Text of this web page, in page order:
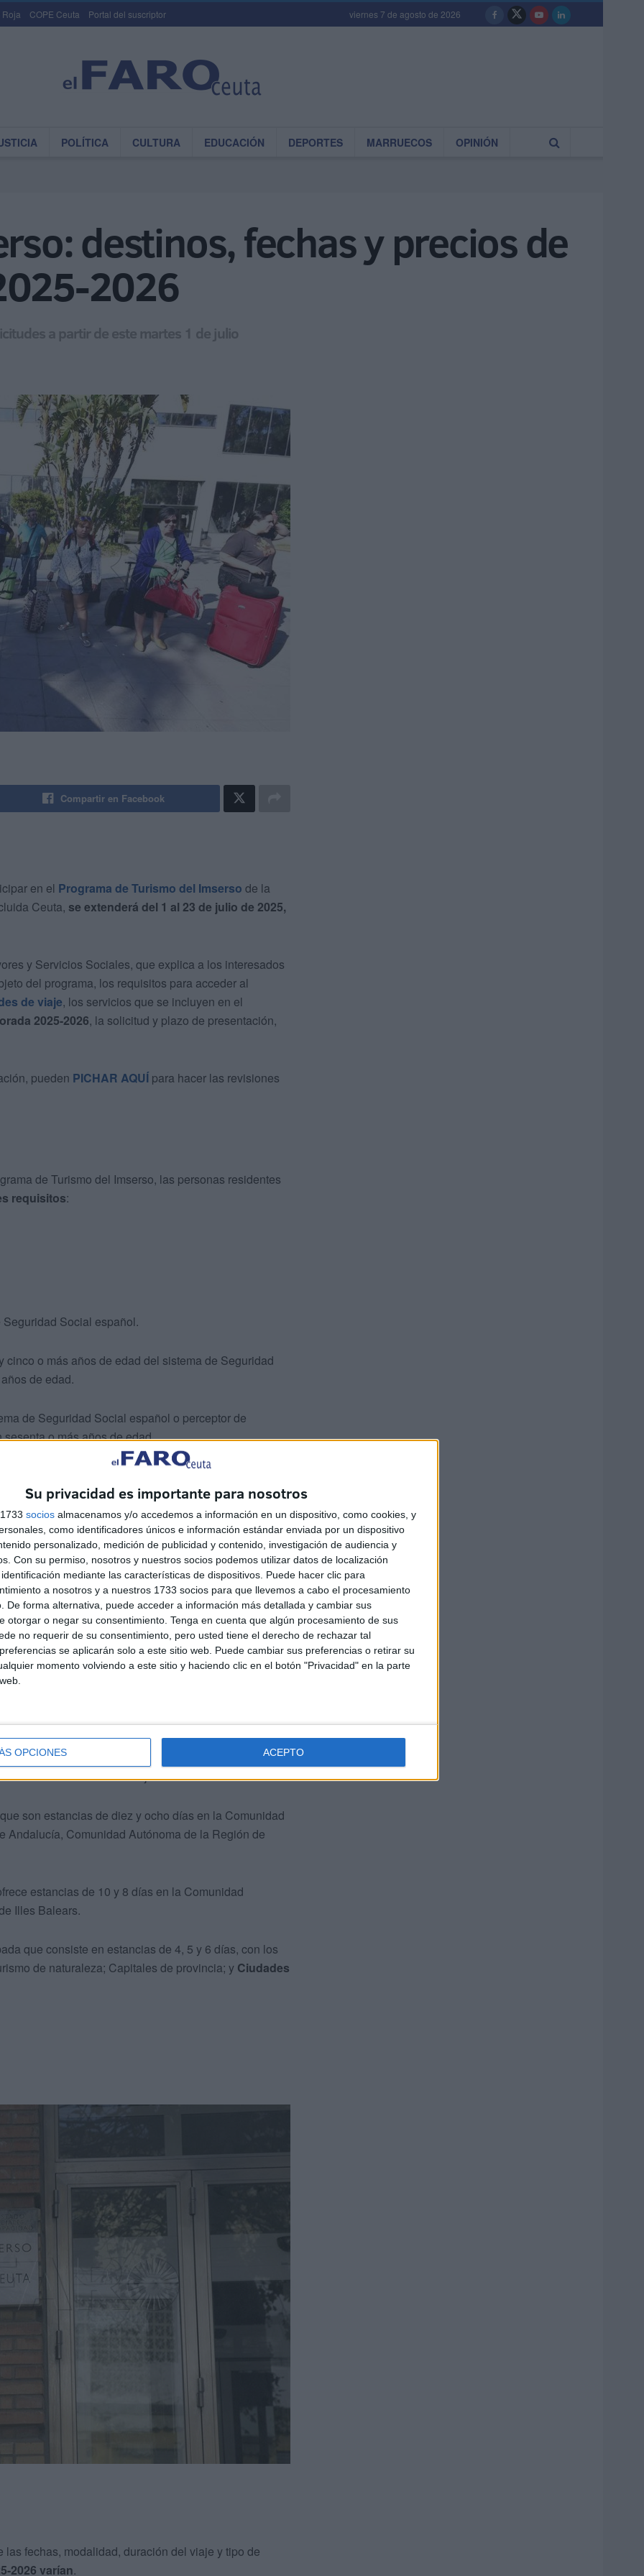
Su privacidad es importante para nosotros
socios almacenamos y/o accedemos a información en un dispositivo, como cookies, y
como identificadores únicos e información estándar enviada por un dispositivo
personalizado, medición de publicidad y contenido, investigación de audiencia y
Con su permiso, nosotros y nuestros socios podemos utilizar datos de localización
mediante las características de dispositivos. Puede hacer clic para
a nosotros y a nuestros 1733 socios para que llevemos a cabo el procesamiento
De forma alternativa, puede acceder a información más detallada y cambiar sus
otorgar o negar su consentimiento. Tenga en cuenta que algún procesamiento de sus
no requerir de su consentimiento, pero usted tiene el derecho de rechazar tal
se aplicarán solo a este sitio web. Puede cambiar sus preferencias o retirar su
momento volviendo a este sitio y haciendo clic en el botón "Privacidad" en la parte
OPCIONES ACEPTO
Roja COPE Ceuta Portal del suscriptor viernes 7 de agosto de 2026
POLÍTICA CULTURA EDUCACIÓN DEPORTES MARRUECOS OPINIÓN
destinos, fechas y precios de
2026
a partir de este martes 1 de julio
Compartir en Facebook
en el Programa de Turismo del Imserso de la
Ceuta, se extenderá del 1 al 23 de julio de 2025,
y Servicios Sociales, que explica a los interesados
del programa, los requisitos para acceder al
de viaje, los servicios que se incluyen en el
2025-2026, la solicitud y plazo de presentación,
pueden PICHAR AQUÍ para hacer las revisiones
de Turismo del Imserso, las personas residentes
requisitos:
Social español.
o más años de edad del sistema de Seguridad
de edad.
de Seguridad Social español o perceptor de
o más años de edad.
Seguridad Social español, con sesenta y cinco años
que reúnan alguno de los requisitos incluidos en
retornado a España, siempre que sean pensionistas
del país o países a los que hubieran emigrado.
distas modalidades de viaje.
son estancias de diez y ocho días en la Comunidad
Andalucía, Comunidad Autónoma de la Región de
estancias de 10 y 8 días en la Comunidad
Illes Balears.
que consiste en estancias de 4, 5 y 6 días, con los
de naturaleza; Capitales de provincia; y Ciudades
fechas, modalidad, duración del viaje y tipo de
2026 varían.